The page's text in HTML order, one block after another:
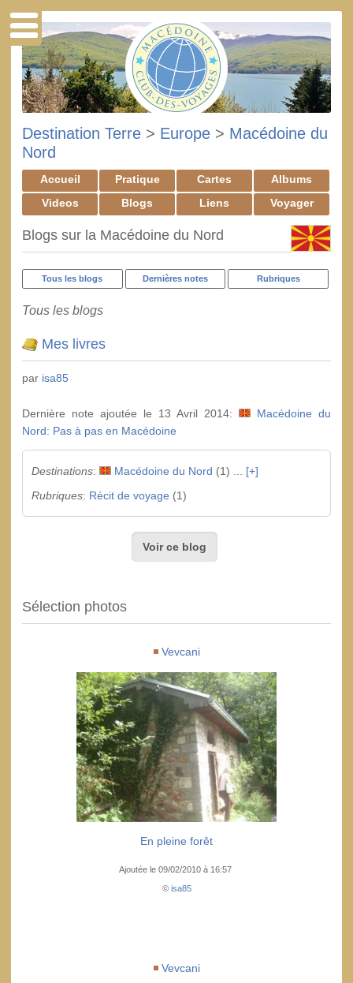
Destination Terre > Europe > Macédoine du
Nord
Accueil Pratique Cartes
Albums
Videos
Blogs Liens Voyager
Blogs sur la Macédoine du Nord
Tous les blogs Dernières notes Rubriques
Tous les blogs
Mes livres
par isa85
Dernière note ajoutée le 13 Avril 2014:
Macédoine du
Nord: Pas à pas en Macédoine
Destinations: Macédoine du Nord (1) ... [+]
Rubriques: Récit de voyage (1)
Voir ce blog
Sélection photos
Vevcani
En pleine forêt
Ajoutée le 09/02/2010 à 16:57
© isa85
Vevcani